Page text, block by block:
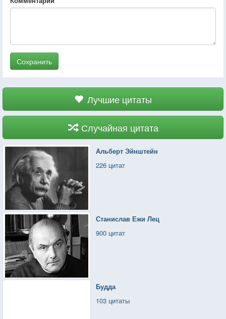
Сохранить
Лучшие цитаты
Случайная цитата
Альберт Эйнштейн
226 цитат
Станислав Ежи Лец
900 цитат
Будда
103 цитаты